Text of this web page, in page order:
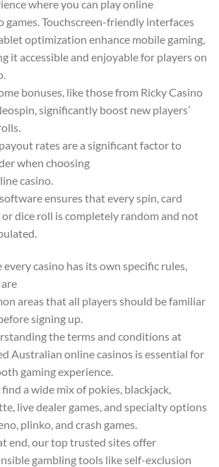
where you can play online
games. Touchscreen-friendly interfaces
optimization enhance mobile gaming,
it accessible and enjoyable for players on
bonuses, like those from Ricky Casino
significantly boost new players’
rates are a significant factor to
when choosing
casino.
ensures that every spin, card
or dice roll is completely random and not
every casino has its own specific rules,
areas that all players should be familiar
signing up.
the terms and conditions at
Australian online casinos is essential for
gaming experience.
find a wide mix of pokies, blackjack,
live dealer games, and specialty options
plinko, and crash games.
end, our top trusted sites offer
gambling tools like self-exclusion